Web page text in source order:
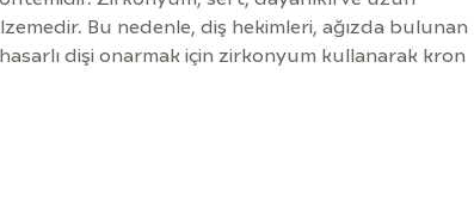
Bu nedenle, diş hekimleri, ağızda bulunan
dişi onarmak için zirkonyum kullanarak kron